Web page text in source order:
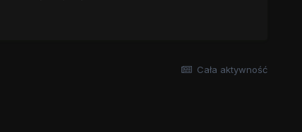
Cała aktywność